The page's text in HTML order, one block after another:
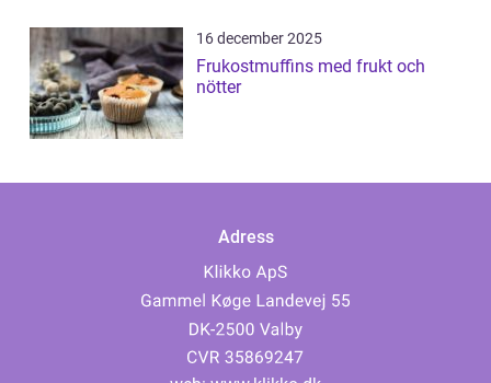
16 december 2025
Frukostmuffins med frukt och
nötter
Adress